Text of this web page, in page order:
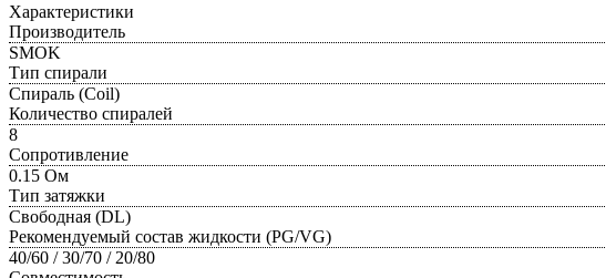
Характеристики
Производитель
SMOK
Тип спирали
Спираль (Coil)
Количество спиралей
8
Сопротивление
0.15 Ом
Тип затяжки
Свободная (DL)
Рекомендуемый состав жидкости (PG/VG)
40/60 / 30/70 / 20/80